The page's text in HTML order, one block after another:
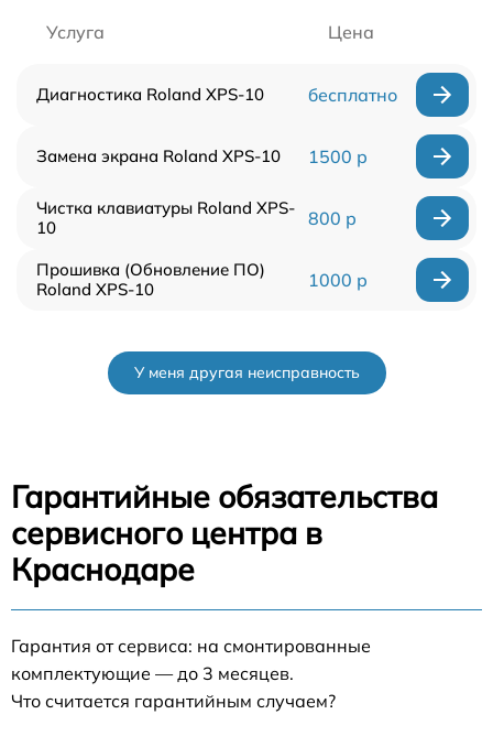
Услуга Цена
Диагностика Roland XPS-10 бесплатно
Замена экрана Roland XPS-10 1500 р
Чистка клавиатуры Roland XPS-
10
800 р
Прошивка (Обновление ПО)
Roland XPS-10
1000 р
У меня другая неисправность
Гарантийные обязательства
сервисного центра в
Краснодаре
Гарантия от сервиса: на смонтированные
комплектующие — до 3 месяцев.
Что считается гарантийным случаем?